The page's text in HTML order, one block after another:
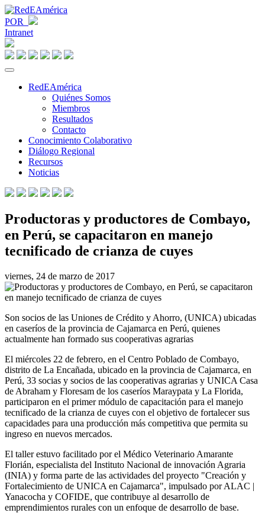
POR
Intranet
RedEAmérica
Quiénes Somos
Miembros
Resultados
Contacto
Conocimiento Colaborativo
Diálogo Regional
Recursos
Noticias
Productoras y productores de Combayo,
en Perú, se capacitaron en manejo
tecnificado de crianza de cuyes
viernes, 24 de marzo de 2017
Son socios de las Uniones de Crédito y Ahorro, (UNICA) ubicadas
en caseríos de la provincia de Cajamarca en Perú, quienes
actualmente han formado sus cooperativas agrarias
El miércoles 22 de febrero, en el Centro Poblado de Combayo,
distrito de La Encañada, ubicado en la provincia de Cajamarca, en
Perú, 33 socias y socios de las cooperativas agrarias y UNICA Casa
de Abraham y Floresam de los caseríos Maraypata y La Florida,
participaron en el primer módulo de capacitación para el manejo
tecnificado de la crianza de cuyes con el objetivo de fortalecer sus
capacidades para una producción más competitiva que permita su
ingreso en nuevos mercados.
El taller estuvo facilitado por el Médico Veterinario Amarante
Florián, especialista del Instituto Nacional de innovación Agraria
(INIA) y forma parte de las actividades del proyecto "Creación y
Fortalecimiento de UNICA en Cajamarca", impulsado por ALAC |
Yanacocha y COFIDE, que contribuye al desarrollo de
emprendimientos rurales con un enfoque de desarrollo de base.